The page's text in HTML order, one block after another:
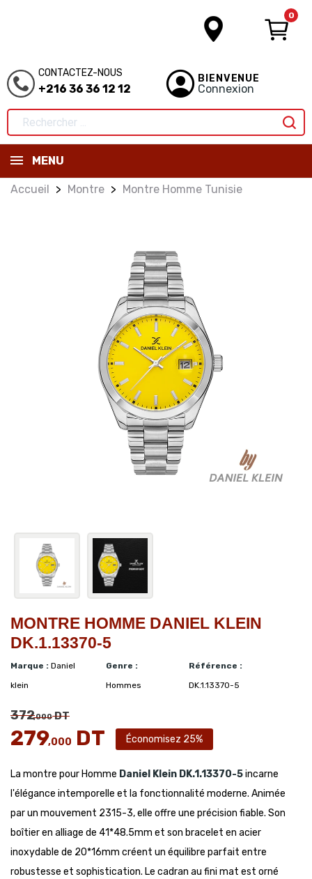
0
CONTACTEZ-NOUS
+216 36 36 12 12
BIENVENUE
Connexion
MENU
Accueil Montre Montre Homme Tunisie
MONTRE HOMME DANIEL KLEIN
DK.1.13370-5
Marque : Daniel
klein
Genre :
Hommes
Référence :
DK.1.13370-5
372,000DT
279,000 DT Économisez 25%
La montre pour Homme Daniel Klein DK.1.13370-5incarne
l'élégance intemporelle et la fonctionnalité moderne. Animée
par un mouvement 2315-3, elle offre une précision fiable. Son
boîtier en alliage de 41*48.5mm et son bracelet en acier
inoxydable de 20*16mm créent un équilibre parfait entre
robustesse et sophistication. Le cadran au fini mat est orné